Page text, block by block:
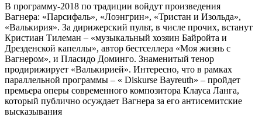
В программу‑2018 по традиции войдут произведения
Вагнера: «Парсифаль», «Лоэнгрин», «Тристан и Изольда»,
«Валькирия». За дирижерский пульт, в числе прочих, встанут
Кристиан Тилеман – «музыкальный хозяин Байройта и
Дрезденской капеллы», автор бестселлера «Моя жизнь с
Вагнером», и Пласидо Доминго. Знаменитый тенор
продирижирует «Валькирией». Интересно, что в рамках
параллельной программы – « Diskurse Bayreuth» – пройдет
премьера оперы современного композитора Клауса Ланга,
который публично осуждает Вагнера за его антисемитские
высказывания